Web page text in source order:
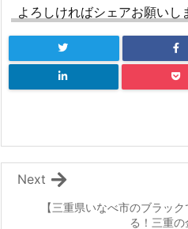
よろしければシェアお願いし
【三重県いなべ市のブラッ
る！三重の
Next